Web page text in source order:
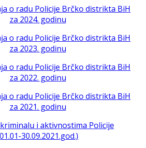
o radu Policije Brčko distrikta BiH
za 2024. godinu
o radu Policije Brčko distrikta BiH
za 2023. godinu
o radu Policije Brčko distrikta BiH
za 2022. godinu
o radu Policije Brčko distrikta BiH
za 2021. godinu
i aktivnostima Policije
30.09.2021.god.)